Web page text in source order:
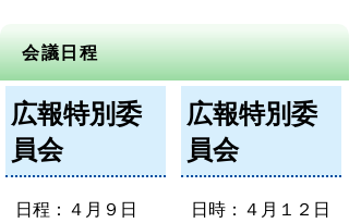
会議日程
広報特別委
員会
日程：４月９日
広報特別委
員会
日時：４月１２日